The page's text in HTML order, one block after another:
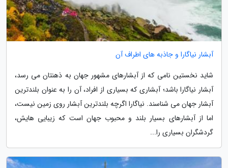
آبشار نیاگارا و جاذبه های اطراف آن
شاید نخستین نامی که از آبشارهای مشهور جهان به ذهنتان می رسد،
آبشار نیاگارا باشد؛ آبشاری که بسیاری از افراد، آن را به عنوان بلندترین
آبشار جهان می شناسند. نیاگارا اگرچه بلندترین آبشار روی زمین نیست،
اما از آبشارهای بسیار بلند و محبوب جهان است که زیبایی هایش،
گردشگران بسیاری را...